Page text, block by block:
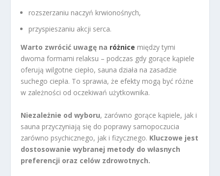
rozszerzaniu naczyń krwionośnych,
przyspieszaniu akcji serca.
Warto zwrócić uwagę na różnice między tymi
dwoma formami relaksu – podczas gdy gorące kąpiele
oferują wilgotne ciepło, sauna działa na zasadzie
suchego ciepła. To sprawia, że efekty mogą być różne
w zależności od oczekiwań użytkownika.
Niezależnie od wyboru, zarówno gorące kąpiele, jak i
sauna przyczyniają się do poprawy samopoczucia
zarówno psychicznego, jak i fizycznego. Kluczowe jest
dostosowanie wybranej metody do własnych
preferencji oraz celów zdrowotnych.